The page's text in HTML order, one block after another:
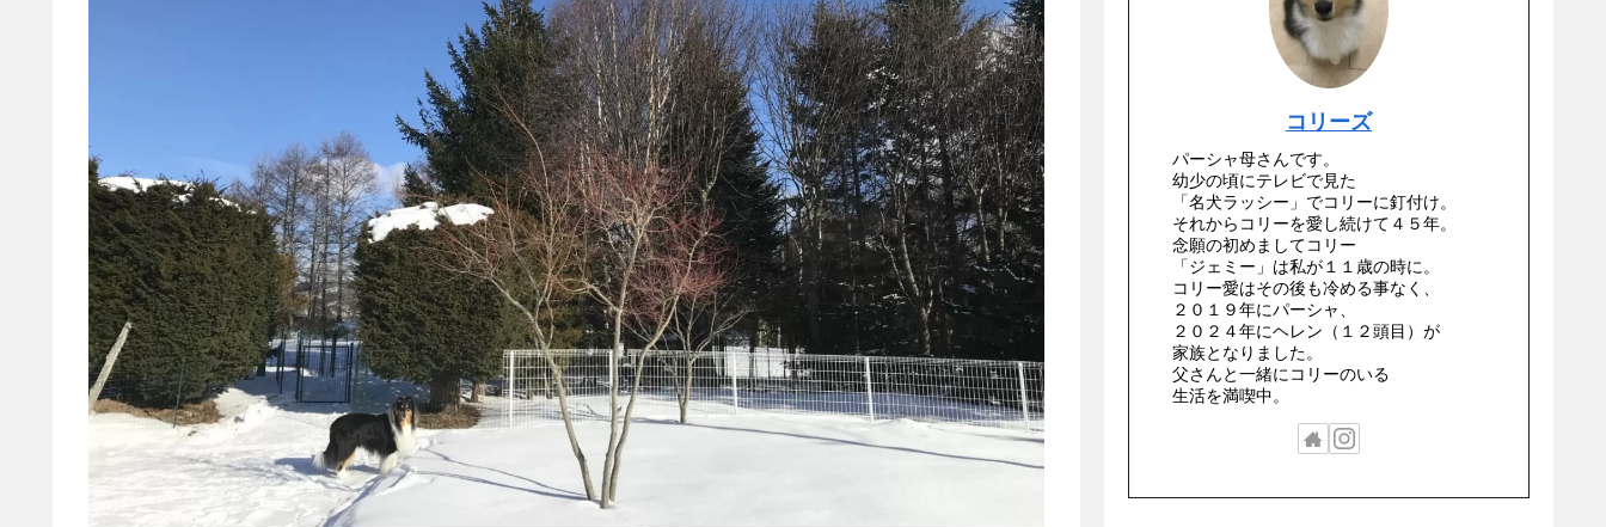
コリーズ
パーシャ母さんです。
幼少の頃にテレビで見た
「名犬ラッシー」でコリーに釘付け。
それからコリーを愛し続けて４５年。
念願の初めましてコリー
「ジェミー」は私が１１歳の時に。
コリー愛はその後も冷める事なく、
２０１９年にパーシャ、
２０２４年にヘレン（１２頭目）が
家族となりました。
父さんと一緒にコリーのいる
生活を満喫中。